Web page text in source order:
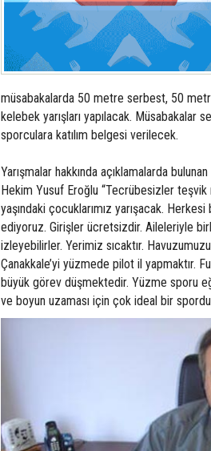
müsabakalarda 50 metre serbest, 50
kelebek yarışları yapılacak. Müsabakalar
sporculara katılım belgesi verilecek.
Yarışmalar hakkında açıklamalarda
Hekim Yusuf Eroğlu “Tecrübesizler teşvik
yaşındaki çocuklarımız yarışacak.
ediyoruz. Girişler ücretsizdir. Aileleriyle
izleyebilirler. Yerimiz sıcaktır.
Çanakkale’yi yüzmede pilot il yapmaktır.
büyük görev düşmektedir. Yüzme sporu
ve boyun uzaması için çok ideal bir